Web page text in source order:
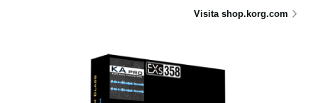
Visita shop.korg.com